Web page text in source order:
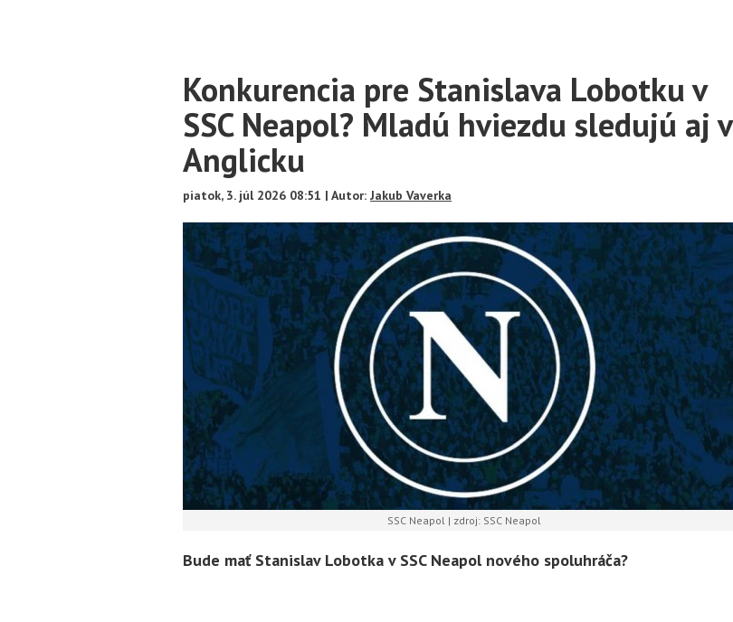
Main
Content
Konkurencia pre Stanislava Lobotku v
SSC Neapol? Mladú hviezdu sledujú aj v
Anglicku
piatok, 3. júl 2026 08:51 | Autor: Jakub Vaverka
SSC Neapol | zdroj: SSC Neapol
Bude mať Stanislav Lobotka v SSC Neapol nového spoluhráča?